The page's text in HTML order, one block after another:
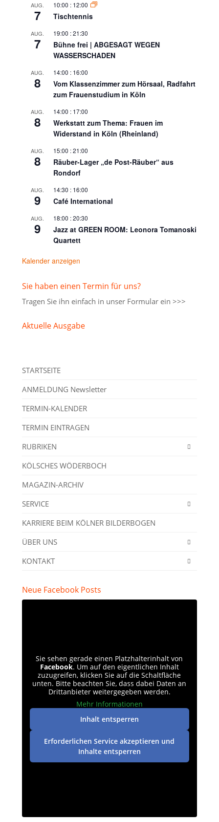
AUG.
7
10:00 : 12:00
Tischtennis
AUG.
7
19:00 :21:30
Bühne frei | ABGESAGT WEGEN
WASSERSCHADEN
AUG.
8
14:00 : 16:00
Vom Klassenzimmer zum Hörsaal, Radfahrt
zum Frauenstudium in Köln
AUG.
8
14:00 : 17:00
Werkstatt zum Thema: Frauen im
Widerstand in Köln (Rheinland)
AUG.
8
15:00 :21:00
Räuber-Lager „de Post-Räuber“ aus
Rondorf
AUG.
9
14:30 : 16:00
Café International
AUG.
9
18:00 :20:30
Jazz at GREEN ROOM: Leonora Tomanoski
Quartett
Kalender anzeigen
Sie haben einen Termin für uns?
Tragen Sie ihn einfach in unser Formular ein >>>
Aktuelle Ausgabe
STARTSEITE
ANMELDUNG Newsletter
TERMIN-KALENDER
TERMIN EINTRAGEN
RUBRIKEN
KÖLSCHES WÖDERBOCH
MAGAZIN-ARCHIV
SERVICE
KARRIERE BEIM KÖLNER BILDERBOGEN
ÜBER UNS
KONTAKT
Neue Facebook Posts
Sie sehen gerade einen Platzhalterinhalt von
Facebook. Um auf den eigentlichen Inhalt
zuzugreifen, klicken Sie auf die Schaltfläche
unten. Bitte beachten Sie, dass dabei Daten an
Drittanbieter weitergegeben werden.
Mehr Informationen
Inhalt entsperren
Erforderlichen Service akzeptieren und
Inhalte entsperren
Datenschutz|Impressum| © perey-medien